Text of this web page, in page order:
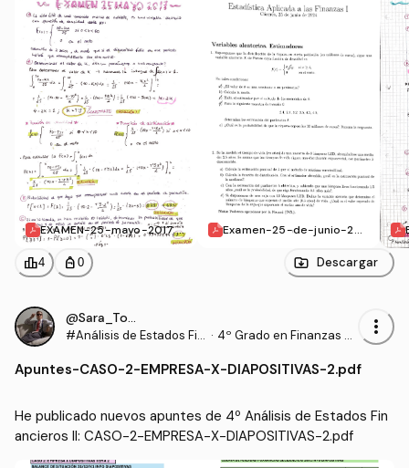
EXAMEN-25-mayo-2017.p
df
Examen-25-de-junio-202
leaderboard4 personal_bag 0 Descargar
@Sara_Torrado
#Análisis de Estados Fin · 4º Grado en Finanzas y
more_vert
Apuntes-CASO-2-EMPRESA-X-DIAPOSITIVAS-2.pdf
He publicado nuevos apuntes de 4º Análisis de Estados Fin
ancieros II: CASO-2-EMPRESA-X-DIAPOSITIVAS-2.pdf